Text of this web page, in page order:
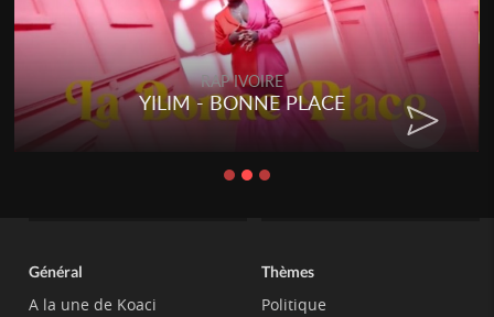
RAP IVOIRE
YILIM - BONNE PLACE
Général
A la une de Koaci
Thèmes
Politique